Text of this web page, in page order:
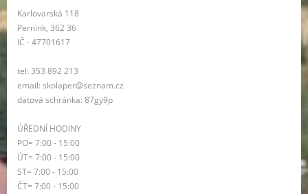
Karlovarská 118
Pernink, 362 36
IČ - 47701617
tel: 353 892 213
email: skolaper@seznam.cz
datová schránka: 87gy9p
ÚŘEDNÍ HODINY
PO= 7:00 - 15:00
ÚT= 7:00 - 15:00
ST= 7:00 - 15:00
ČT= 7:00 - 15:00